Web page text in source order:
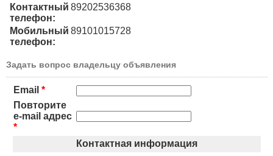
Контактный
телефон:
89202536368
Мобильный
телефон:
89101015728
Задать вопрос владельцу объявления
Email *
Повторите
e-mail адрес
*
Контактная информация